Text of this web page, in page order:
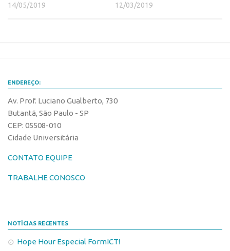
INCTs
InovaUSP
SGE
Fala Inovação (Webinar)
14/05/2019 12/03/2019
ENDEREÇO:
Av. Prof. Luciano Gualberto, 730
Butantã, São Paulo - SP
CEP: 05508-010
Cidade Universitária
CONTATO EQUIPE
TRABALHE CONOSCO
NOTÍCIAS RECENTES
Hope Hour Especial FormICT!